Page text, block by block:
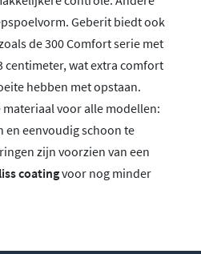
Geberit biedt ook
de 300 Comfort serie met
centimeter, wat extra comfort
hebben met opstaan.
voor alle modellen:
en eenvoudig schoon te
zijn voorzien van een
coatingvoor nog minder